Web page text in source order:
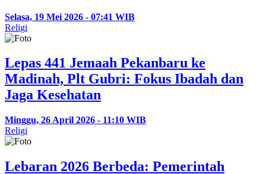
Selasa, 19 Mei 2026 - 07:41 WIB
Religi
Lepas 441 Jemaah Pekanbaru ke
Madinah, Plt Gubri: Fokus Ibadah dan
Jaga Kesehatan
Minggu, 26 April 2026 - 11:10 WIB
Religi
Lebaran 2026 Berbeda: Pemerintah